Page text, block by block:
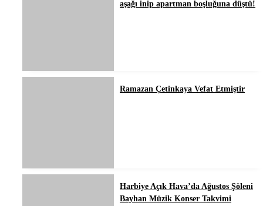
aşağı inip apartman boşluğuna düştü!
Ramazan Çetinkaya Vefat Etmiştir
Harbiye Açık Hava’da Ağustos Şöleni
Bayhan Müzik Konser Takvimi